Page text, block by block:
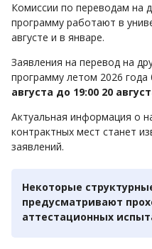
Комиссии по переводам на
программу работают в
августе и в январе.
Заявления на перевод на
программу летом 2026 года
августа до 19:00 20
Актуальная информация о
контрактных мест станет
заявлений.
Некоторые
предусматривают
аттестационных